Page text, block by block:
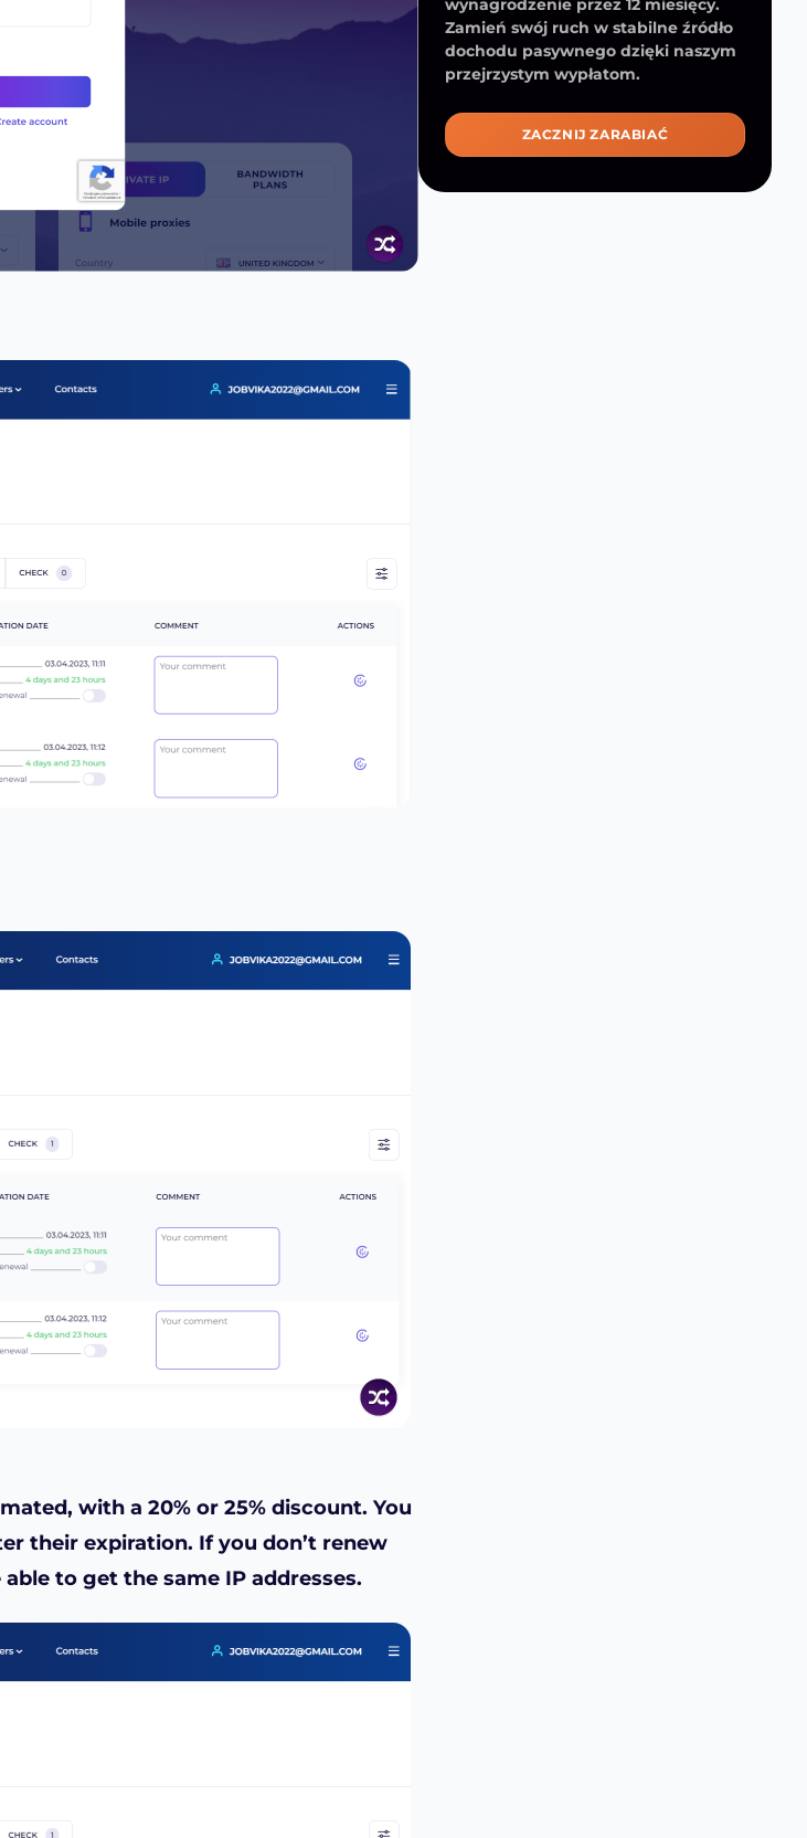
wynagrodzenie przez 12 miesięcy.
Zamień swój ruch w stabilne źródło
dochodu pasywnego dzięki naszym
przejrzystym wypłatom.
ZACZNIJ ZARABIAĆ
with a 20% or 25% discount. You
their expiration. If you don’t renew
to get the same IP addresses.